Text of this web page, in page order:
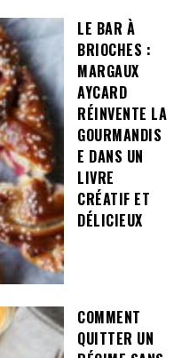
LE BAR À
BRIOCHES :
MARGAUX
AYCARD
RÉINVENTE LA
GOURMANDIS
E DANS UN
LIVRE
CRÉATIF ET
DÉLICIEUX
COMMENT
QUITTER UN